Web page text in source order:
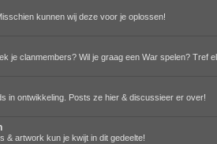
kunnen wij deze voor je oplossen!
je clanmembers? Wil je graag een War spelen? Tref
in ontwikkeling. Posts ze hier & discussieer er over!
& artwork kun je kwijt in dit gedeelte!